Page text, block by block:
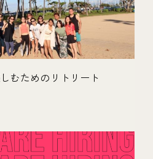
むためのリトリート